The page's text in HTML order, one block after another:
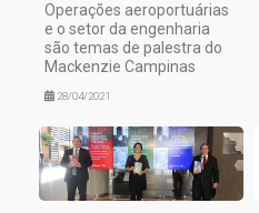
Operações aeroportuárias
e o setor da engenharia
são temas de palestra do
Mackenzie Campinas
28/04/2021